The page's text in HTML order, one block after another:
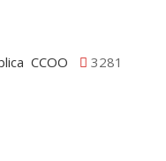
CCOO 3281